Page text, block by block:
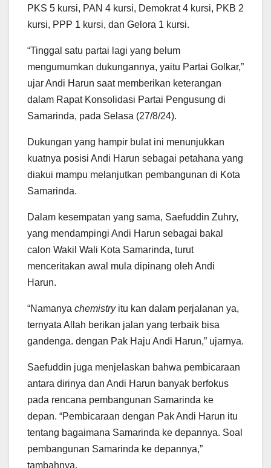
PKS 5 kursi, PAN 4 kursi, Demokrat 4 kursi, PKB 2
kursi, PPP 1 kursi, dan Gelora 1 kursi.
“Tinggal satu partai lagi yang belum
mengumumkan dukungannya, yaitu Partai Golkar,”
ujar Andi Harun saat memberikan keterangan
dalam Rapat Konsolidasi Partai Pengusung di
Samarinda, pada Selasa (27/8/24).
Dukungan yang hampir bulat ini menunjukkan
kuatnya posisi Andi Harun sebagai petahana yang
diakui mampu melanjutkan pembangunan di Kota
Samarinda.
Dalam kesempatan yang sama, Saefuddin Zuhry,
yang mendampingi Andi Harun sebagai bakal
calon Wakil Wali Kota Samarinda, turut
menceritakan awal mula dipinang oleh Andi
Harun.
“Namanya chemistryitu kan dalam perjalanan ya,
ternyata Allah berikan jalan yang terbaik bisa
gandenga. dengan Pak Haju Andi Harun,” ujarnya.
Saefuddin juga menjelaskan bahwa pembicaraan
antara dirinya dan Andi Harun banyak berfokus
pada rencana pembangunan Samarinda ke
depan. “Pembicaraan dengan Pak Andi Harun itu
tentang bagaimana Samarinda ke depannya. Soal
pembangunan Samarinda ke depannya,”
tambahnya.